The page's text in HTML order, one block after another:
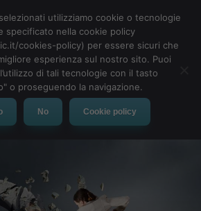
MENU
utilizziamo cookie o tecnologie
specificato nella cookie policy
cookies-policy) per essere sicuri che
esperienza sul nostro sito. Puoi
di tali tecnologie con il tasto
o proseguendo la navigazione.
No Cookie policy